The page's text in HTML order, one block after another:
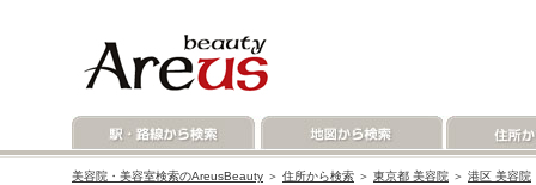
美容院・美容室検索のAreusBeauty ＞ 住所から検索 ＞ 東京都 美容院 ＞ 港区 美容院